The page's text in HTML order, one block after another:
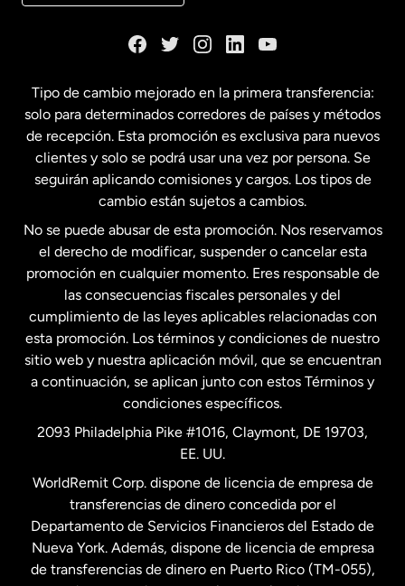
Estados Unidos English
Estados Unidos Español
Francia
Malasia
Nueva Zelanda
Países Bajos
Suecia
Tipo de cambio mejorado en la primera transferencia:
solo para determinados corredores de países y métodos
de recepción. Esta promoción es exclusiva para nuevos
clientes y solo se podrá usar una vez por persona. Se
seguirán aplicando comisiones y cargos. Los tipos de
cambio están sujetos a cambios.
No se puede abusar de esta promoción. Nos reservamos
el derecho de modificar, suspender o cancelar esta
promoción en cualquier momento. Eres responsable de
las consecuencias fiscales personales y del
cumplimiento de las leyes aplicables relacionadas con
esta promoción. Los términos y condiciones de nuestro
sitio web y nuestra aplicación móvil, que se encuentran
a continuación, se aplican junto con estos Términos y
condiciones específicos.
2093 Philadelphia Pike #1016, Claymont, DE 19703,
EE. UU.
WorldRemit Corp. dispone de licencia de empresa de
transferencias de dinero concedida por el
Departamento de Servicios Financieros del Estado de
Nueva York. Además, dispone de licencia de empresa
de transferencias de dinero en Puerto Rico (TM-055),